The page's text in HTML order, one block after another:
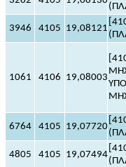
3946 4105 19,08121
1061 4106 19,08003
6764 4105 19,07720
4805 4105 19,07494